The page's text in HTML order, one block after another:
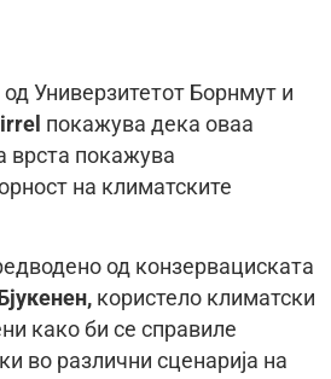
Универзитетот Борнмут и
покажува дека оваа
врста покажува
на климатските
од конзервациската
користело климатски
како би се справиле
во различни сценарија на